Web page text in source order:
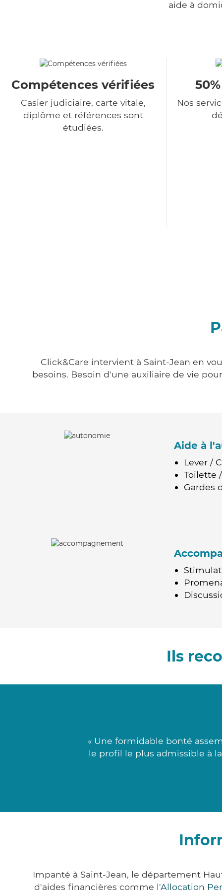
aide à
Compétences vérifiées
Casier judiciaire, carte vitale,
diplôme et références sont
étudiées.
Nos
Click&Care intervient à Saint-Jean en
besoins. Besoin d'une auxiliaire de vie
Aide à
Lever /
Toilette
Gardes
Ils
« Une formidable bonté
le profil le plus admissible à
Impanté à Saint-Jean, le département
d'aides financières comme l'Allocation